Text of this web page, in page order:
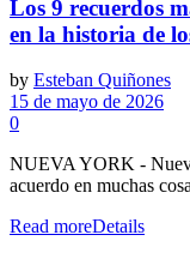
Los 9 recuerdos
en la historia de
by Esteban Quiñones
15 de mayo de 2026
0
NUEVA YORK -
acuerdo en muchas
Read moreDetails